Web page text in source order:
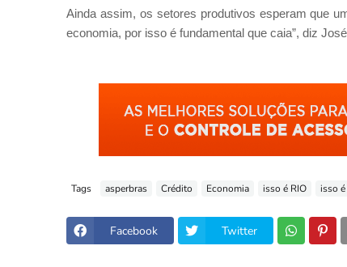
Ainda assim, os setores produtivos esperam que
economia, por isso é fundamental que caia”, diz
Tags asperbras Crédito Economia isso é RIO isso
Facebook Twitter